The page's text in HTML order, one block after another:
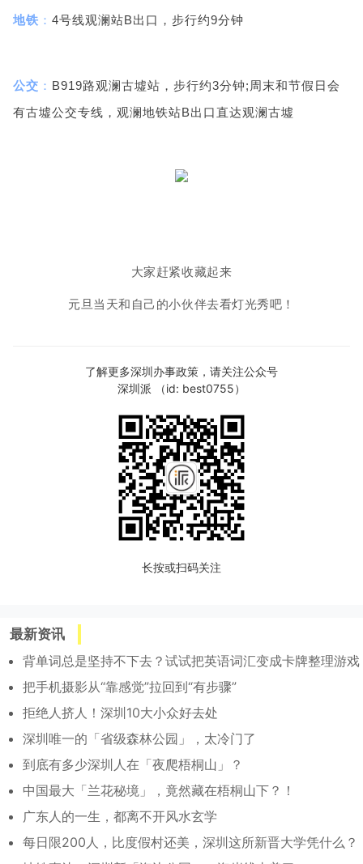
地铁 ： 4号线观澜站B出口，步行约9分钟
公交 ： B919路观澜古墟站，步行约3分钟;周末和节假日会
有古墟公交专线，观澜地铁站B出口直达观澜古墟
大家赶紧收藏起来
元旦当天和自己的小伙伴去看灯光秀吧！
了解更多深圳办事政策，请关注公众号
深圳派 （id: best0755）
长按或扫码关注
最新资讯
背单词总是坚持不下去？试试把英语词汇变成卡牌整理游戏
把手机摄影从“靠感觉”拉回到“有步骤”
拒绝人挤人！深圳10大小众好去处
深圳唯一的「省级森林公园」，太冷门了
到底有多少深圳人在「夜爬梧桐山」？
中国最大「兰花秘境」，竟然藏在梧桐山下？！
广东人的一生，都离不开风水玄学
每日限200人，比度假村还美，深圳这所新晋大学凭什么？